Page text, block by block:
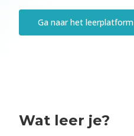
Ga naar het leerplatform
Wat leer je?